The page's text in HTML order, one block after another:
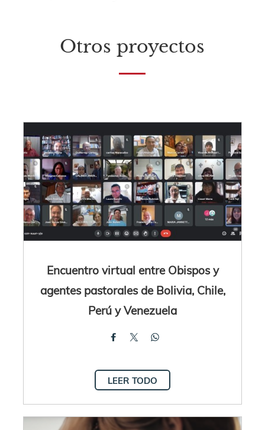
Otros proyectos
Encuentro virtual entre Obispos y
agentes pastorales de Bolivia, Chile,
Perú y Venezuela
LEER TODO